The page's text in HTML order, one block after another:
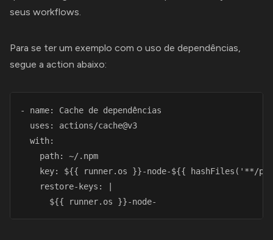
seus workflows.
Para se ter um exemplo com o uso de dependências,
segue a action abaixo:
- name: Cache de dependências
  uses: actions/cache@v3
  with:
    path: ~/.npm
key: ${{ runner.os }}-node-${{ hashFiles('**/
    restore-keys: |
      ${{ runner.os }}-node-